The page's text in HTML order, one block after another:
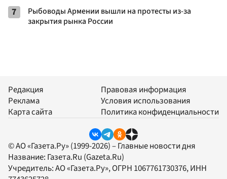
7
Рыбоводы Армении вышли на протесты из-за
закрытия рынка России
Редакция
Реклама
Карта сайта
Правовая информация
Условия использования
Политика конфиденциальности
© АО «Газета.Ру» (1999-2026) – Главные новости дня
Название: Газета.Ru (Gazeta.Ru)
Учредитель:АО «Газета.Ру», ОГРН 1067761730376, ИНН